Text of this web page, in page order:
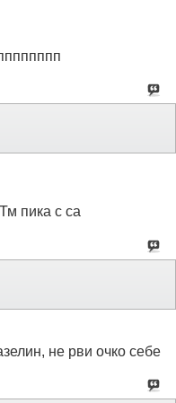
пика с са
не рви очко себе